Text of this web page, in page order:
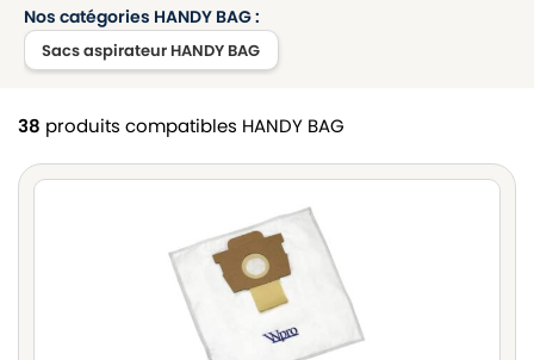
Nos catégories HANDY BAG :
Sacs aspirateur HANDY BAG
38 produits compatibles HANDY BAG